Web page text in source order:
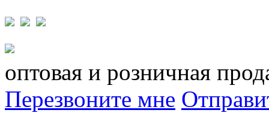
оптовая и розничная
Перезвоните мне